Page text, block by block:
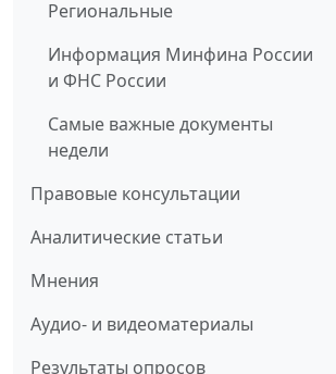
Региональные
Информация Минфина России
и ФНС России
Самые важные документы
недели
Правовые консультации
Аналитические статьи
Мнения
Аудио- и видеоматериалы
Результаты опросов